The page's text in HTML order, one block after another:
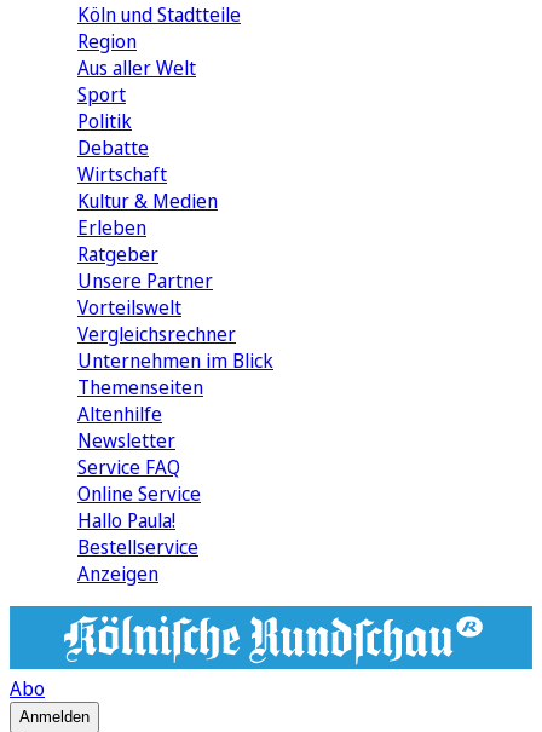
Köln und Stadtteile
Region
Aus aller Welt
Sport
Politik
Debatte
Wirtschaft
Kultur & Medien
Erleben
Ratgeber
Unsere Partner
Vorteilswelt
Vergleichsrechner
Unternehmen im Blick
Themenseiten
Altenhilfe
Newsletter
Service FAQ
Online Service
Hallo Paula!
Bestellservice
Anzeigen
Abo
Anmelden